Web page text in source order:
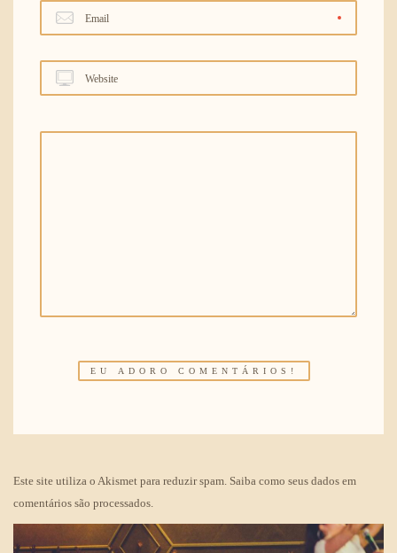
Email
Website
Este site utiliza o Akismet para reduzir spam. Saiba como seus dados em
comentários são processados.